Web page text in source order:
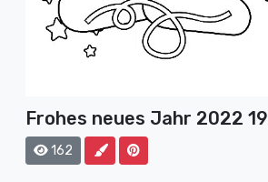
Frohes neues Jahr 2022 19
162